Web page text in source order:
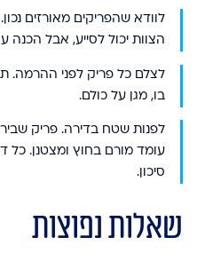
לוודא שהפריקים מאורזים נכון.
הצוות יכול לסייע, אבל
לצלם כל פריק לפני ההרמה.
בו, מגן על כולם.
לפנות שטח בדירה. פריק שביר
עומד מורם בחוץ ומצטנן.
סיכון.
שאלות נפוצות